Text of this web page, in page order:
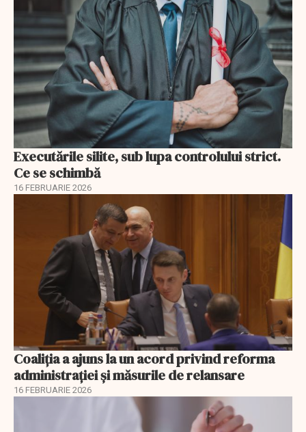
Executările silite, sub lupa controlului strict.
Ce se schimbă
16 FEBRUARIE 2026
Coaliția a ajuns la un acord privind reforma
administrației și măsurile de relansare
16 FEBRUARIE 2026